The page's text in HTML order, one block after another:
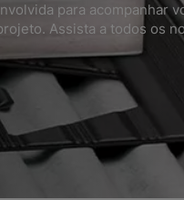
para acompanhar
Assista a todos os